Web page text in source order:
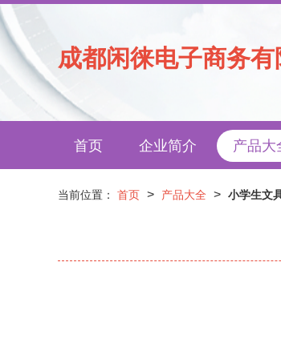
成都闲徕电子商务有
首页 企业简介 产品大
当前位置： 首页 > 产品大全 > 小学生文